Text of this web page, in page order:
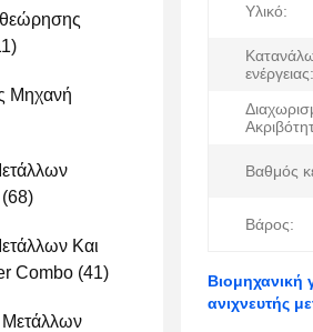
Μηχανή
(68)
Και
Combo (41)
Μετάλλων
Υλικό:
ενέργειας:
Βαθμός
Βάρος:
Βιομηχανική
ανιχνευτής